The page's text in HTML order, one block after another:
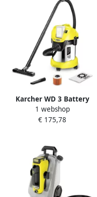
Karcher WD 3 Battery
Premium Accu Nat- en
droogstofzuiger 1.629-950.0
1 webshop
€ 175,78